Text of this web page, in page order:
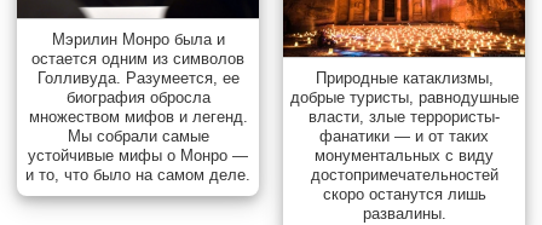
Мэрилин Монро была и
остается одним из символов
Голливуда. Разумеется, ее
биография обросла
множеством мифов и легенд.
Мы собрали самые
устойчивые мифы о Монро —
и то, что было на самом деле.
Природные катаклизмы,
добрые туристы, равнодушные
власти, злые террористы-
фанатики — и от таких
монументальных с виду
достопримечательностей
скоро останутся лишь
развалины.